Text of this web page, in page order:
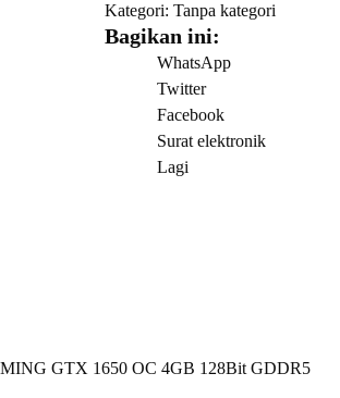
GTX
1650
Kategori:Tanpa kategori
Bagikan ini:
WhatsApp
Twitter
Facebook
Surat elektronik
Lagi
GTX 1650 OC 4GB 128Bit GDDR5